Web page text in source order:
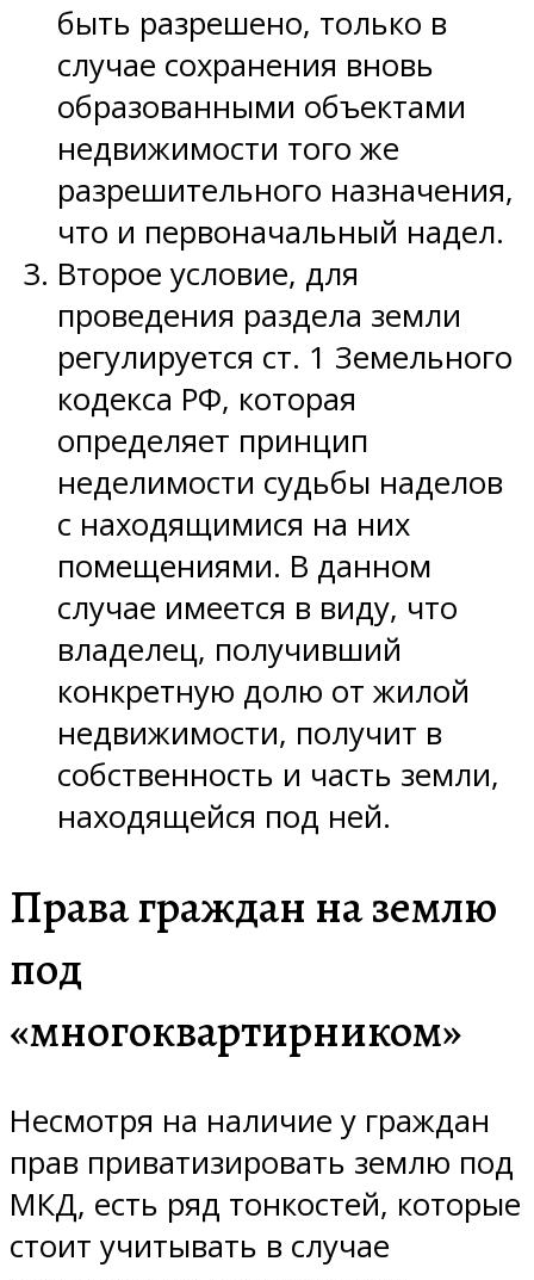
быть разрешено, только в
случае сохранения вновь
образованными объектами
недвижимости того же
разрешительного назначения,
что и первоначальный надел.
Второе условие, для
проведения раздела земли
регулируется ст. 1 Земельного
кодекса РФ, которая
определяет принцип
неделимости судьбы наделов
с находящимися на них
помещениями. В данном
случае имеется в виду, что
владелец, получивший
конкретную долю от жилой
недвижимости, получит в
собственность и часть земли,
находящейся под ней.
Права граждан на землю
под
«многоквартирником»
Несмотря на наличие у граждан
прав приватизировать землю под
МКД, есть ряд тонкостей, которые
стоит учитывать в случае